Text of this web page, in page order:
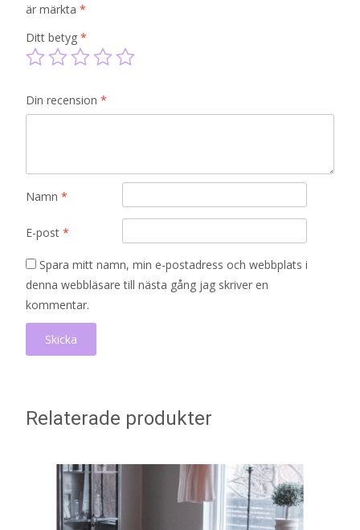
är märkta *
Ditt betyg *
Din recension *
Namn *
E-post *
Spara mitt namn, min e-postadress och webbplats i
denna webbläsare till nästa gång jag skriver en
kommentar.
Relaterade produkter